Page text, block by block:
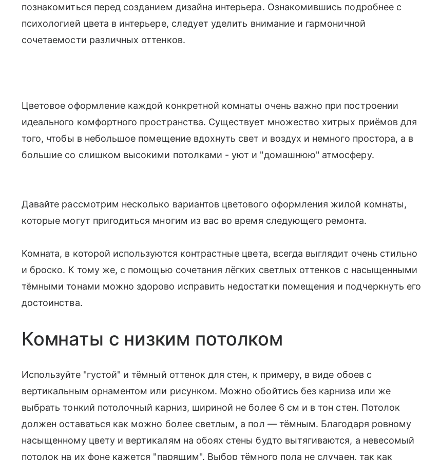
познакомиться перед созданием дизайна интерьера. Ознакомившись подробнее с
психологией цвета в интерьере, следует уделить внимание и гармоничной
сочетаемости различных оттенков.
Цветовое оформление каждой конкретной комнаты очень важно при построении
идеального комфортного пространства. Существует множество хитрых приёмов для
того, чтобы в небольшое помещение вдохнуть свет и воздух и немного простора, а в
большие со слишком высокими потолками - уют и "домашнюю" атмосферу.
Давайте рассмотрим несколько вариантов цветового оформления жилой комнаты,
которые могут пригодиться многим из вас во время следующего ремонта.
Комната, в которой используются контрастные цвета, всегда выглядит очень стильно
и броско. К тому же, с помощью сочетания лёгких светлых оттенков с насыщенными
тёмными тонами можно здорово исправить недостатки помещения и подчеркнуть его
достоинства.
Комнаты с низким потолком
Используйте "густой" и тёмный оттенок для стен, к примеру, в виде обоев с
вертикальным орнаментом или рисунком. Можно обойтись без карниза или же
выбрать тонкий потолочный карниз, шириной не более 6 см и в тон стен. Потолок
должен оставаться как можно более светлым, а пол — тёмным. Благодаря ровному
насыщенному цвету и вертикалям на обоях стены будто вытягиваются, а невесомый
потолок на их фоне кажется "парящим". Выбор тёмного пола не случаен, так как